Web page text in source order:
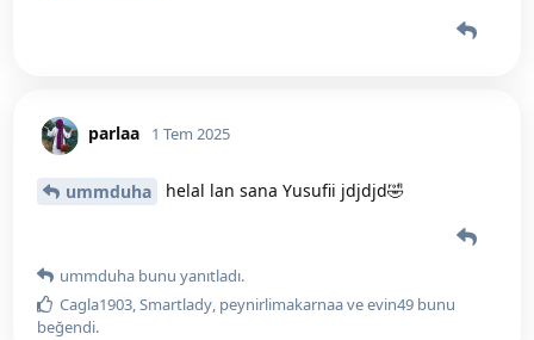
parlaa 1 Tem 2025
ummduha helal lan sana Yusufii jdjdjd🤣
ummduha bunu yanıtladı.
Cagla1903,Smartlady, peynirlimakarnaaveevin49 bunu
beğendi.